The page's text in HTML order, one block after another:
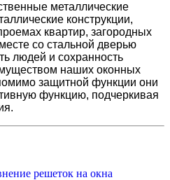
металлические
конструкции,
квартир, загородных
со стальной дверью
людей и сохранность
наших оконных
защитной функции они
функцию, подчеркивая
решеток на окна